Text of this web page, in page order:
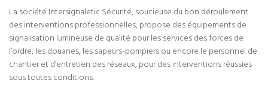
La société Intersignaletic Sécurité, soucieuse du bon déroulement
des interventions professionnelles, propose des équipements de
signalisation lumineuse de qualité pour les services des forces de
l’ordre, les douanes, les sapeurs-pompiers ou encore le personnel de
chantier et d’entretien des réseaux, pour des interventions réussies
sous toutes conditions.